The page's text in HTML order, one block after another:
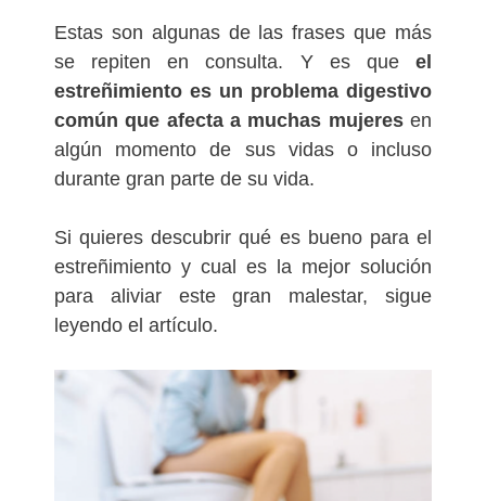
Estas son algunas de las frases que más
se repiten en consulta. Y es que el
estreñimiento es un problema digestivo
común que afecta a muchas mujeresen
algún momento de sus vidas o incluso
durante gran parte de su vida.
Si quieres descubrir qué es bueno para el
estreñimiento y cual es la mejor solución
para aliviar este gran malestar, sigue
leyendo el artículo.